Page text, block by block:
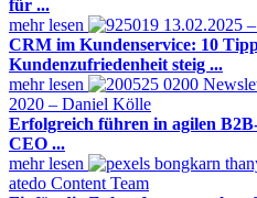
für ...
mehr lesen
13.02.2025
CRM im Kundenservice: 10
Kundenzufriedenheit steig ...
mehr lesen
2020 – Daniel Kölle
Erfolgreich führen in agilen
CEO ...
mehr lesen
atedo Content Team